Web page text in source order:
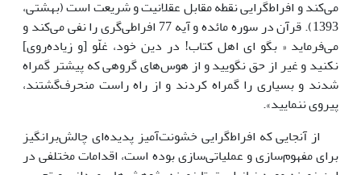
می‌کند و افراط‌گرایی نقطه مقابل عقلانیت و شریعت است (بهشتی،
1393). قرآن در سوره مائده و آیه 77 افراطی‌گری را نفی می‌کند و
می‌فرماید « بگو اى اهل کتاب! در دین خود، غلّو [و زیاده‌روى]
نکنید و غیر از حق نگویید و از هوس‌هاى گروهى که پیشتر گمراه‌
شدند و بسیارى را گمراه‌ کردند و از راه راست منحرف‌گشتند،
پیروى ‌ننمایید».
از آنجایی که افراط‌گرایی خشونت‌آمیز پدیده‌ای چالش‌برانگیز
برای مفهوم‌سازی و عملیاتی‌سازی بوده است، اقدامات مختلفی در